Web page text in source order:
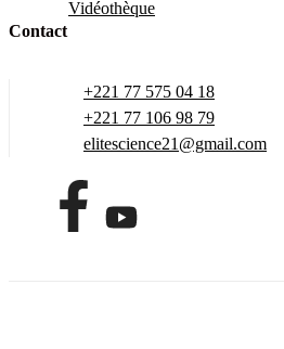
Vidéothèque
Contact
+221 77 575 04 18
+221 77 106 98 79
elitescience21@gmail.com